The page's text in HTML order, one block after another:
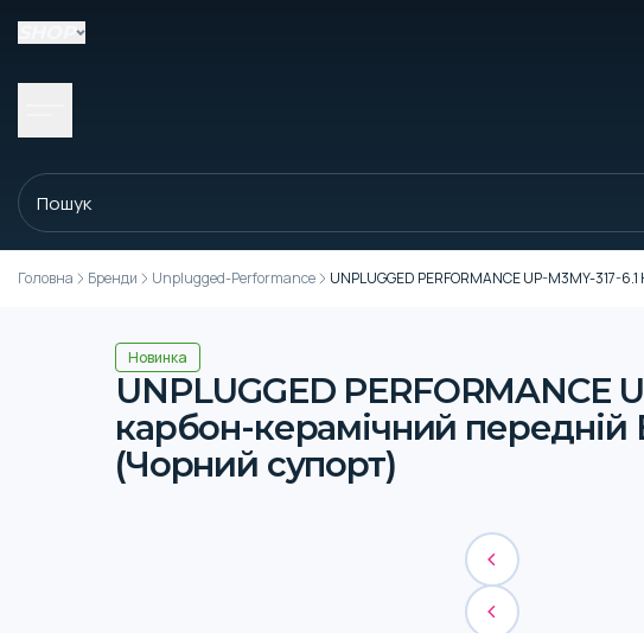
Головна Бренди Unplugged-Performance UNPLUGGED PERFORMANCE UP-M3MY-317-
Новинка
UNPLUGGED
карбон-керамічний передній
(Чорний супорт)